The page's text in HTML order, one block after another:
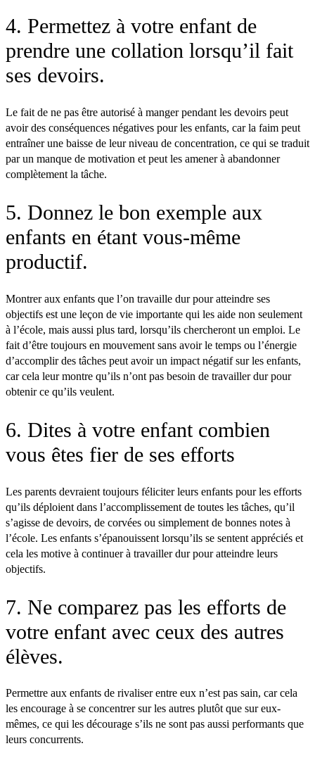
4. Permettez à votre enfant de
prendre une collation lorsqu’il fait
ses devoirs.
Le fait de ne pas être autorisé à manger pendant les devoirs peut
avoir des conséquences négatives pour les enfants, car la faim peut
entraîner une baisse de leur niveau de concentration, ce qui se traduit
par un manque de motivation et peut les amener à abandonner
complètement la tâche.
5. Donnez le bon exemple aux
enfants en étant vous-même
productif.
Montrer aux enfants que l’on travaille dur pour atteindre ses
objectifs est une leçon de vie importante qui les aide non seulement
à l’école, mais aussi plus tard, lorsqu’ils chercheront un emploi. Le
fait d’être toujours en mouvement sans avoir le temps ou l’énergie
d’accomplir des tâches peut avoir un impact négatif sur les enfants,
car cela leur montre qu’ils n’ont pas besoin de travailler dur pour
obtenir ce qu’ils veulent.
6. Dites à votre enfant combien
vous êtes fier de ses efforts
Les parents devraient toujours féliciter leurs enfants pour les efforts
qu’ils déploient dans l’accomplissement de toutes les tâches, qu’il
s’agisse de devoirs, de corvées ou simplement de bonnes notes à
l’école. Les enfants s’épanouissent lorsqu’ils se sentent appréciés et
cela les motive à continuer à travailler dur pour atteindre leurs
objectifs.
7. Ne comparez pas les efforts de
votre enfant avec ceux des autres
élèves.
Permettre aux enfants de rivaliser entre eux n’est pas sain, car cela
les encourage à se concentrer sur les autres plutôt que sur eux-
mêmes, ce qui les décourage s’ils ne sont pas aussi performants que
leurs concurrents.